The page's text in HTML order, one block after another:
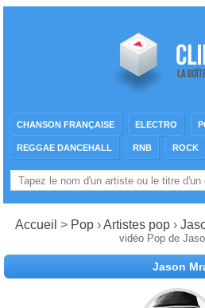
CHANSON FRANÇAISE ELECTRO
REGGAE DANCEHALL RNB ROCK
Accueil > Pop ›Artistes pop ›
vidéo Pop de
Jason